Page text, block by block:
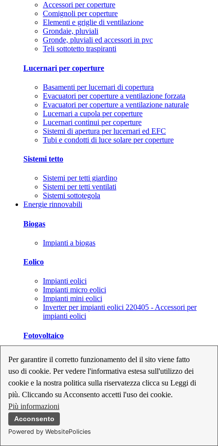
Per garantire il corretto funzionamento del il sito viene fatto
uso di cookie. Per vedere l'informativa estesa sull'utilizzo dei
cookie e la nostra politica sulla riservatezza clicca su Leggi di
più. Cliccando su Acconsento accetti l'uso dei cookie.
Più informazioni
Acconsento
Powered by WebsitePolicies
Accessori per coperture
Comignoli per coperture
Elementi e griglie di ventilazione
Grondaie, pluviali
Gronde, pluviali ed accessori in pvc
Teli sottotetto traspiranti
Lucernari per coperture
Basamenti per lucernari di copertura
Evacuatori per coperture a ventilazione forzata
Evacuatori per coperture a ventilazione naturale
Lucernari a cupola per coperture
Lucernari continui per coperture
Sistemi di apertura per lucernari ed EFC
Tubi e condotti di luce solare per coperture
Sistemi tetto
Sistemi per tetti giardino
Sistemi per tetti ventilati
Sistemi sottotegola
Energie rinnovabili
Biogas
Impianti a biogas
Eolico
Impianti eolici
Impianti micro eolici
Impianti mini eolici
Inverter per impianti eolici 220405 - Accessori per
impianti eolici
Fotovoltaico
Inverter per impianti fotovoltaici
Kit per impianti fotovoltaici
Moduli fotovoltaici
Sistemi di monitoraggio per impianti fotovoltaici
Strumenti di collaudo e configurazione per impianti
fotovoltaici
Supporti per impianti fotovoltaici
Geotermia